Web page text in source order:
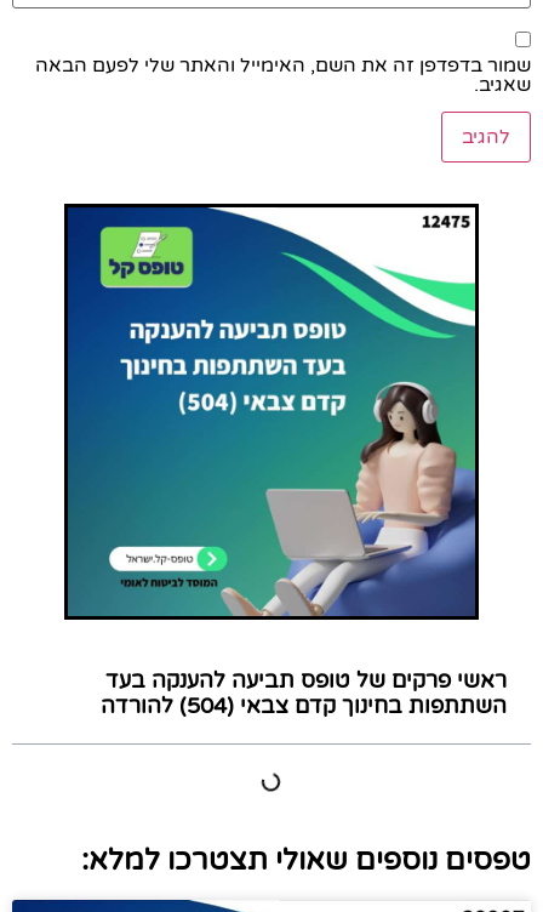
שמור בדפדפן זה את השם, האימייל והאתר שלי לפעם הבאה
שאגיב.
ראשי פרקים של טופס תביעה להענקה בעד
השתתפות בחינוך קדם צבאי (504) להורדה
טפסים נוספים שאולי תצטרכו למלא: